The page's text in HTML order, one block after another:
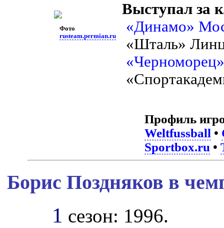
Фото
rusteam.permian.ru
Выступал за
«Динамо»
«Шталь»
Профиль
Weltfussball •
Sportbox.ru •
Борис Поздняков в
1 сезон: 1996.